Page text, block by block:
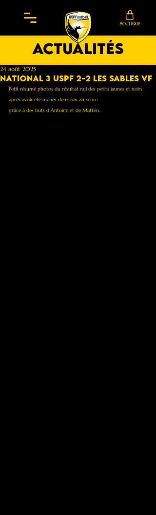
BOUTIQUE
actualités
National 3 Uspf 2-2 les sables vf
24 août 2025
Petit résumé photos du résultat nul des petits jaunes et noirs
après avoir été menés deux fois au score
grâce à des buts d Antoine et de Mattéo.